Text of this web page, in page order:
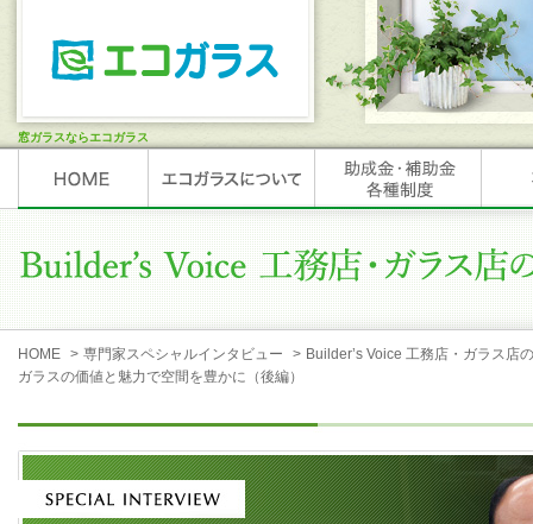
窓ガラスならエコガラス
HOME > 専門家スペシャルインタビュー > Builder’s Voice 工務店・ガラス店
ガラスの価値と魅力で空間を豊かに（後編）